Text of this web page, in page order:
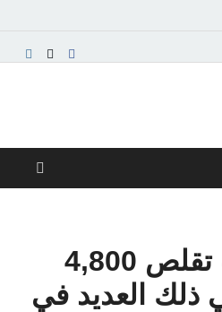
مايكروسوفت تقلص 4,800
ذلك العديد في